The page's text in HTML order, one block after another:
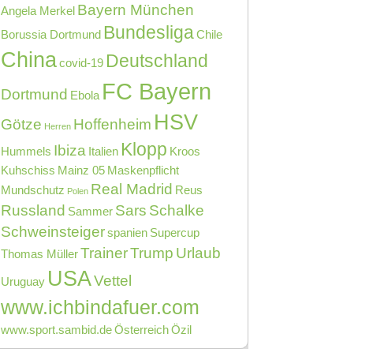
Angela Merkel Bayern München
Borussia Dortmund BundesligaChile
Chinacovid-19 Deutschland
Dortmund Ebola FC Bayern
Götze Herren Hoffenheim HSV
Hummels Ibiza Italien Klopp Kroos
Kuhschiss Mainz 05 Maskenpflicht
Mundschutz Polen Real Madrid Reus
Russland Sammer Sars Schalke
Schweinsteigerspanien Supercup
Thomas MüllerTrainerTrump Urlaub
Uruguay USAVettel
www.ichbindafuer.com
www.sport.sambid.deÖsterreichÖzil